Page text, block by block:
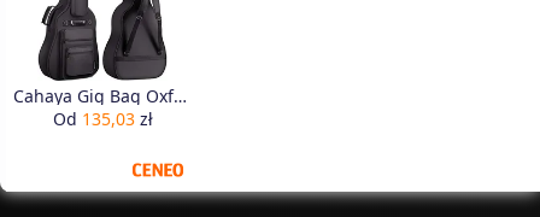
Cahaya Gig Bag Oxford Torba na Gitarę, Czarny, 111 x 12 x 43 cm
Od 135,03zł